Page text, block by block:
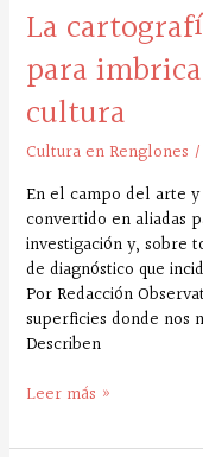
La
para
cultura
Cultura en Renglones /
En el campo del arte
convertido en aliadas
investigación y, sobre
de diagnóstico que
Por Redacción
superficies donde nos
Describen
Leer más »